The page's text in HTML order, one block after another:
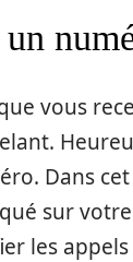
vous
Dans
sur
les